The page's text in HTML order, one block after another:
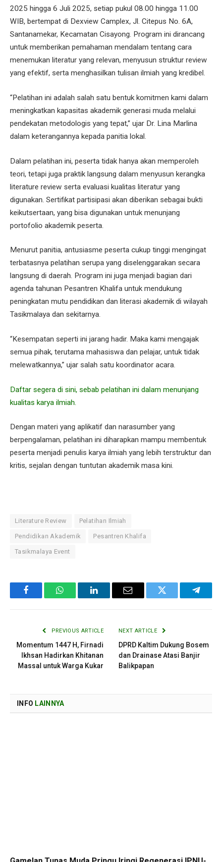
2025 hingga 6 Juli 2025, setiap pukul 08.00 hingga 11.00
WIB, bertempat di Dexview Camplex, Jl. Citepus No. 6A,
Santanamekar, Kecamatan Cisayong. Program ini dirancang
untuk memberikan pemahaman mendalam tentang cara
menemukan literatur yang relevan, menyusun struktur review
yang efektif, serta menghasilkan tulisan ilmiah yang kredibel.
“Pelatihan ini adalah salah satu bentuk komitmen kami dalam
meningkatkan kapasitas akademik generasi muda melalui
pendekatan metodologis yang tepat,” ujar Dr. Lina Marlina
dalam keterangannya kepada panitia lokal.
Dalam pelatihan ini, peserta tidak hanya akan memperoleh
teori, tetapi juga praktik langsung dalam menyusun kerangka
literature review serta evaluasi kualitas literatur yang
digunakan. Sertifikat partisipasi akan diberikan sebagai bukti
keikutsertaan, yang bisa digunakan untuk menunjang
portofolio akademik peserta.
Menurut panitia, antusiasme peserta cukup tinggi mengingat
terbatasnya pelatihan serupa yang diselenggarakan secara
langsung di daerah. Program ini juga menjadi bagian dari
agenda tahunan Pesantren Khalifa untuk mendukung
peningkatan mutu pendidikan dan literasi akademik di wilayah
Tasikmalaya dan sekitarnya.
“Kesempatan seperti ini jarang hadir. Maka kami mengajak
semua pihak, terutama mahasiswa dan pelajar, untuk tidak
melewatkannya,” ujar salah satu koordinator acara.
Daftar segera di sini, sebab pelatihan ini dalam menunjang
kualitas karya ilmiah.
Dengan materi yang aplikatif dan narasumber yang
berpengalaman, pelatihan ini diharapkan mampu membentuk
peserta menjadi penulis karya ilmiah yang lebih terstruktur dan
kritis, sejalan dengan tuntutan akademik masa kini.
Literature Review Pelatihan Ilmiah
Pendidikan Akademik Pesantren Khalifa
Tasikmalaya Event
FacebookWhatsAppLinkedInEmail Twitter
PREVIOUS ARTICLE
Momentum 1447 H, Firnadi
Ikhsan Hadirkan Khitanan
Massal untuk Warga Kukar
NEXT ARTICLE
DPRD Kaltim Dukung Bosem
dan Drainase Atasi Banjir
Balikpapan
INFO LAINNYA